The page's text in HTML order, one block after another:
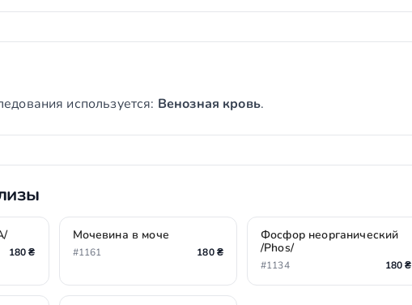
используется: Венозная кровь.
180 ₴
Мочевина в моче
#1161 180 ₴
Фосфор неорганический
/Phos/
#1134 180 ₴